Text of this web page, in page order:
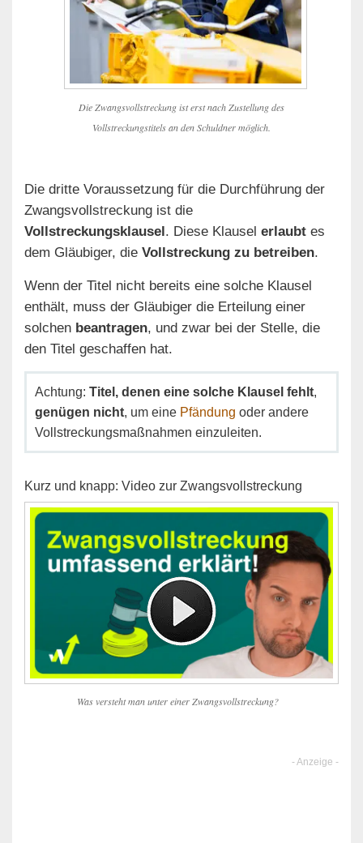
Die Zwangsvollstreckung ist erst nach Zustellung des
Vollstreckungstitels an den Schuldner möglich.
Die dritte Voraussetzung für die Durchführung der
Zwangsvollstreckung ist die
Vollstreckungsklausel. Diese Klausel erlaubt es
dem Gläubiger, die Vollstreckung zu betreiben.
Wenn der Titel nicht bereits eine solche Klausel
enthält, muss der Gläubiger die Erteilung einer
solchen beantragen, und zwar bei der Stelle, die
den Titel geschaffen hat.
Achtung: Titel, denen eine solche Klausel fehlt,
genügen nicht, um eine Pfändung oder andere
Vollstreckungsmaßnahmen einzuleiten.
Kurz und knapp: Video zur Zwangsvollstreckung
Was versteht man unter einer Zwangsvollstreckung?